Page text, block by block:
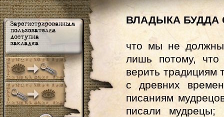
ВЛАДЫКА БУДДА
что мы не должны
лишь потому,
верить традициям
с древних
писаниям
писали